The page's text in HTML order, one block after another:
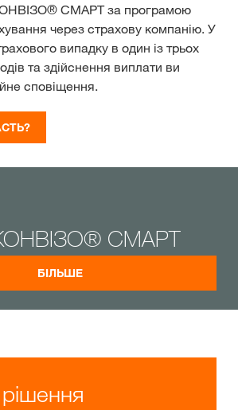
СМАРТ за програмою
через страхову компанію. У
випадку в один із трьох
та здійснення виплати ви
сповіщення.
СМАРТ
БІЛЬШЕ